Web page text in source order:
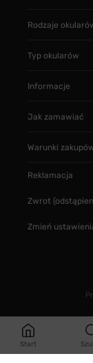
Start
Rodzaje
Typ okularów
Informacje
Jak zamawiać
Warunki
Reklamacja
Zwrot
Zmień